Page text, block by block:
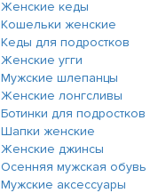
Женские кеды
Кошельки женские
Кеды для подростков
Женские угги
Мужские шлепанцы
Женские лонгсливы
Ботинки для подростков
Шапки женские
Женские джинсы
Осенняя мужская обувь
Мужские аксессуары